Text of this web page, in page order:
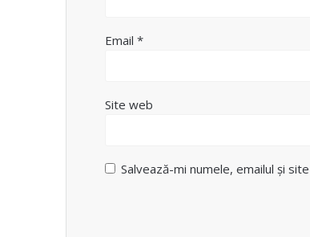
Email*
Site web
Salvează-mi numele, emailul și